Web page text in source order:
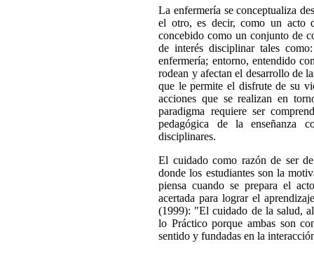
La enfermería se conceptualiza
el otro, es decir, como un acto
concebido como un conjunto de
de interés disciplinar tales
enfermería; entorno, entendido
rodean y afectan el desarrollo de
que le permite el disfrute de su
acciones que se realizan en
paradigma requiere ser
pedagógica de la enseñanza
disciplinares.
El cuidado como razón de ser
donde los estudiantes son la
piensa cuando se prepara el
acertada para lograr el
(1999): "El cuidado de la salud,
lo Práctico porque ambas son
sentido y fundadas en la